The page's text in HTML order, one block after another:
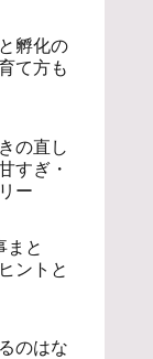
孵化の
て方も
の直し
すぎ・
ー
まと
ントと
のはな